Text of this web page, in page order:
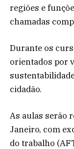
regiões e
chamadas
Durante os
orientados por
cidadão.
As aulas serão
Janeiro, com
do trabalho